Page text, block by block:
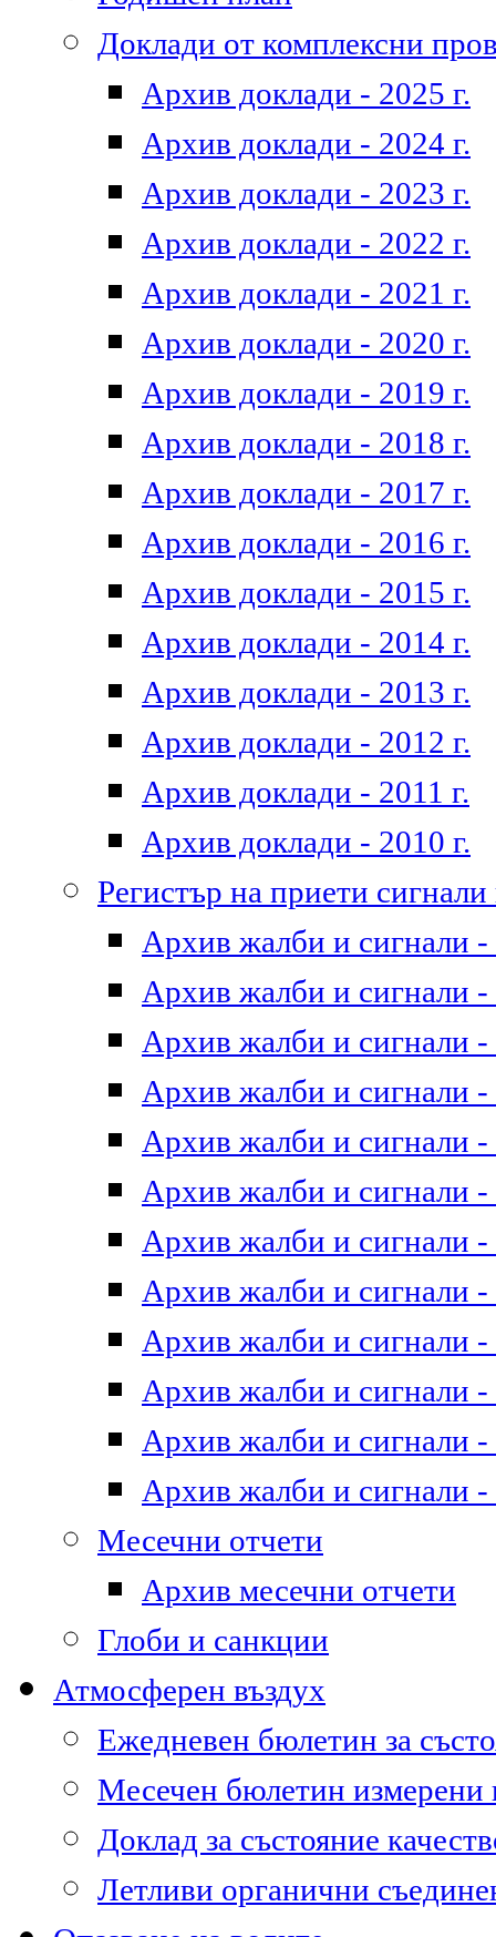
Доклади от комплексни
Архив доклади - 2025 г.
Архив доклади - 2024 г.
Архив доклади - 2023 г.
Архив доклади - 2022 г.
Архив доклади - 2021 г.
Архив доклади - 2020 г.
Архив доклади - 2019 г.
Архив доклади - 2018 г.
Архив доклади - 2017 г.
Архив доклади - 2016 г.
Архив доклади - 2015 г.
Архив доклади - 2014 г.
Архив доклади - 2013 г.
Архив доклади - 2012 г.
Архив доклади - 2011 г.
Архив доклади - 2010 г.
Регистър на приети
Архив жалби и сигнали -
Архив жалби и сигнали -
Архив жалби и сигнали -
Архив жалби и сигнали -
Архив жалби и сигнали -
Архив жалби и сигнали -
Архив жалби и сигнали -
Архив жалби и сигнали -
Архив жалби и сигнали -
Архив жалби и сигнали -
Архив жалби и сигнали -
Архив жалби и сигнали -
Месечни отчети
Архив месечни отчети
Глоби и санкции
Атмосферен въздух
Ежедневен бюлетин за
Месечен бюлетин
Доклад за състояние
Летливи органични